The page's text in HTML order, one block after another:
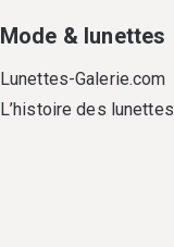
Mode & lunettes
Lunettes-Galerie.com
L’histoire des lunettes